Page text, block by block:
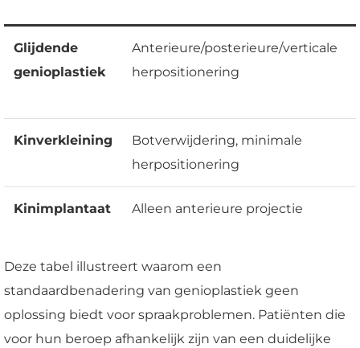
Glijdende
genioplastiek
Anterieure/posterieure/verticale
herpositionering
Kinverkleining
Botverwijdering, minimale
herpositionering
Kinimplantaat Alleen anterieure projectie
Deze tabel illustreert waarom een
standaardbenadering van genioplastiek geen
oplossing biedt voor spraakproblemen. Patiënten die
voor hun beroep afhankelijk zijn van een duidelijke